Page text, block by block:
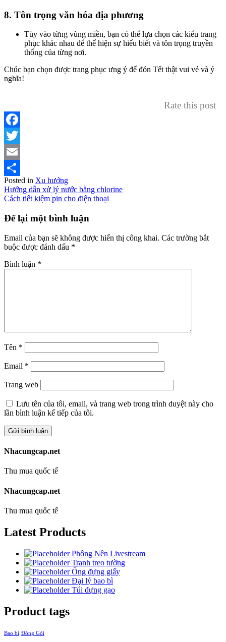
8. Tôn trọng văn hóa địa phương
Tùy vào từng vùng miền, bạn có thể lựa chọn các kiểu trang
phục khác nhau để thể hiện sự hiểu biết và tôn trọng truyền
thống của từng nơi.
Chúc bạn chọn được trang phục ưng ý để đón Tết thật vui vẻ và ý
nghĩa!
Rate this post
Facebook
Twitter
Email
Share
Posted in Xu hướng
Điều
hướng
bài
viết
Hướng dẫn xử lý nước bằng chlorine
Cách tiết kiệm pin cho điện thoại
Để lại một bình luận
Email của bạn sẽ không được hiển thị công khai. Các trường bắt
buộc được đánh dấu *
Bình luận *
Tên *
Email *
Trang web
Lưu tên của tôi, email, và trang web trong trình duyệt này cho
lần bình luận kế tiếp của tôi.
Nhacungcap.net
Thu mua quốc tế
Nhacungcap.net
Thu mua quốc tế
Latest Products
Phông Nền Livestream
Tranh treo tường
Ống đựng giấy
Đại lý bao bì
Túi đựng gạo
Product tags
Bao bì Đóng Gói